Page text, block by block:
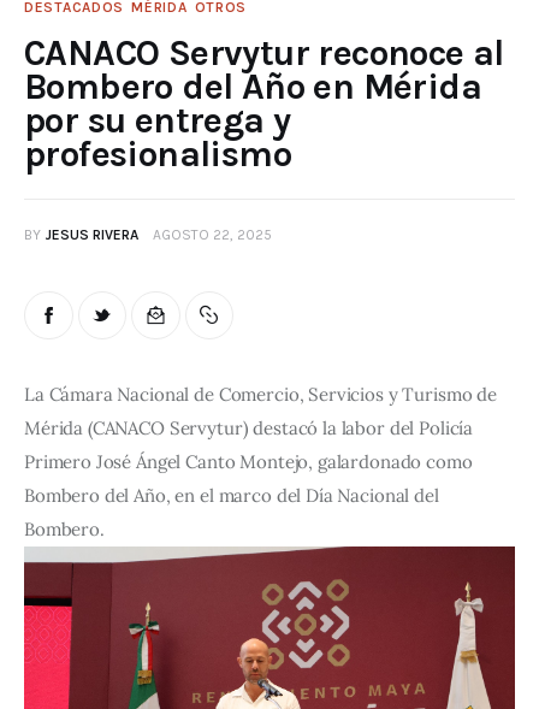
DESTACADOS MÉRIDA OTROS
CANACO Servytur reconoce al
Bombero del Año en Mérida
por su entrega y
profesionalismo
BY JESUS RIVERA AGOSTO 22, 2025
La Cámara Nacional de Comercio, Servicios y Turismo de
Mérida (CANACO Servytur) destacó la labor del Policía
Primero José Ángel Canto Montejo, galardonado como
Bombero del Año, en el marco del Día Nacional del
Bombero.